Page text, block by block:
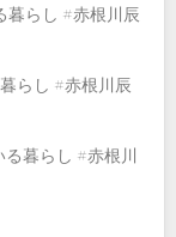
暮らし #赤根川辰
らし #赤根川辰
暮らし #赤根川